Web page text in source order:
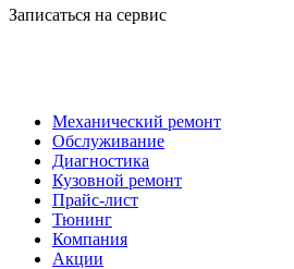
Записаться на сервис
Механический ремонт
Обслуживание
Диагностика
Кузовной ремонт
Прайс-лист
Тюнинг
Компания
Акции